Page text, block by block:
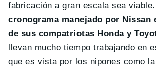
fabricación a gran escala sea viable.
cronograma manejado por Nissan
de sus compatriotas Honda y
llevan mucho tiempo trabajando en
que es vista por los nipones como